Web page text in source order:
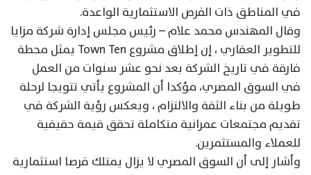
في المناطق ذات الفرص الاستثمارية الواعدة.
وقال المهندس محمد علام – رئيس مجلس إدارة شركة مزايا
للتطوير العقاري ، إن إطلاق مشروع Town Ten يمثل محطة
فارقة في تاريخ الشركة بعد نحو عشر سنوات من العمل
في السوق المصري، مؤكدا أن المشروع يأتي تتويجا لرحلة
طويلة من بناء الثقة والالتزام ، ويعكس رؤية الشركة في
تقديم مجتمعات عمرانية متكاملة تحقق قيمة حقيقية
للعملاء والمستثمرين.
وأشار إلى أن السوق المصري لا يزال يمتلك فرصا استثمارية